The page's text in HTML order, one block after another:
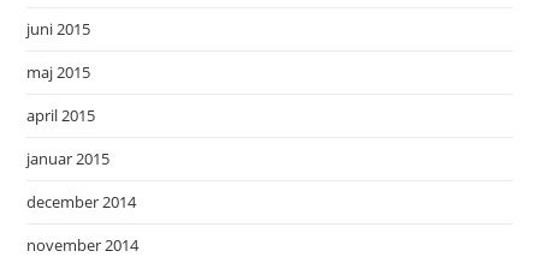
juni 2015
maj 2015
april 2015
januar 2015
december 2014
november 2014